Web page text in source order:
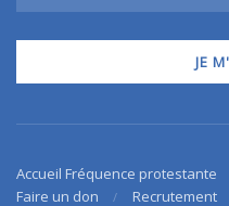
Accueil Fréquence protestante
Faire un don
Recrutement